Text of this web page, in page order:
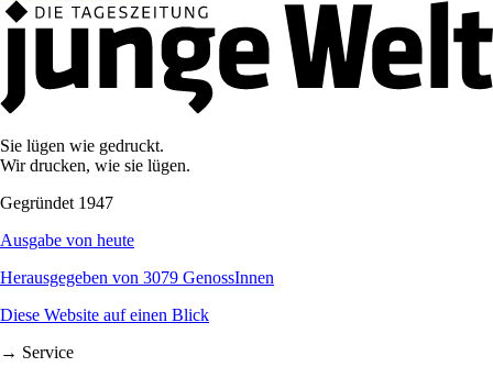
Sie lügen wie gedruckt.
Wir drucken, wie sie lügen.
Gegründet 1947
Ausgabe von heute
Herausgegeben von 3079 GenossInnen
Diese Website auf einen Blick
→ Service